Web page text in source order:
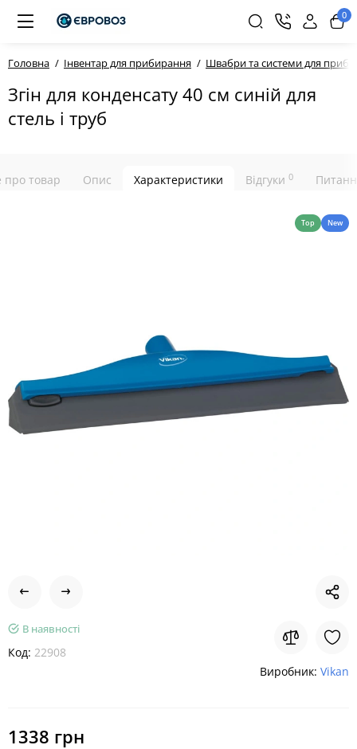
0
Головна Інвентар для прибирання Швабри та системи для
Згін для конденсату 40 см синій для
стель і труб
про товар Опис Характеристики Відгуки 0
Top New
В наявності
Код: 22908
Виробник: Vikan
1338 грн